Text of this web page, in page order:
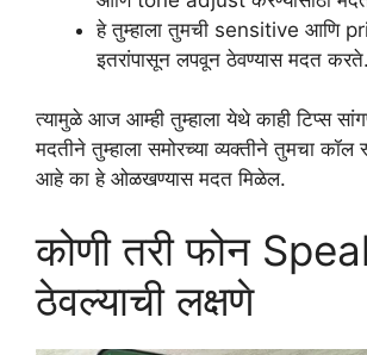
हे तुम्हाला तुमची sensitive आणि
इतरांपासून लपवून ठेवण्यास मदत करते.
त्यामुळे आज आम्ही तुम्हाला येथे काही टिप्स
मदतीने तुम्हाला समोरच्या व्यक्तीने तुमचा कॉल
आहे का हे ओळखण्यास मदत मिळेल.
कोणी तरी फोन
ठेवल्याची लक्षणे